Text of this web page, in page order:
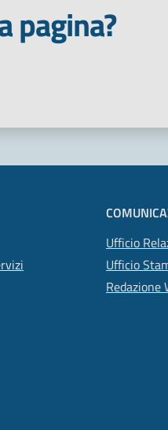
pagina?
Ufficio
Ufficio
Redazione